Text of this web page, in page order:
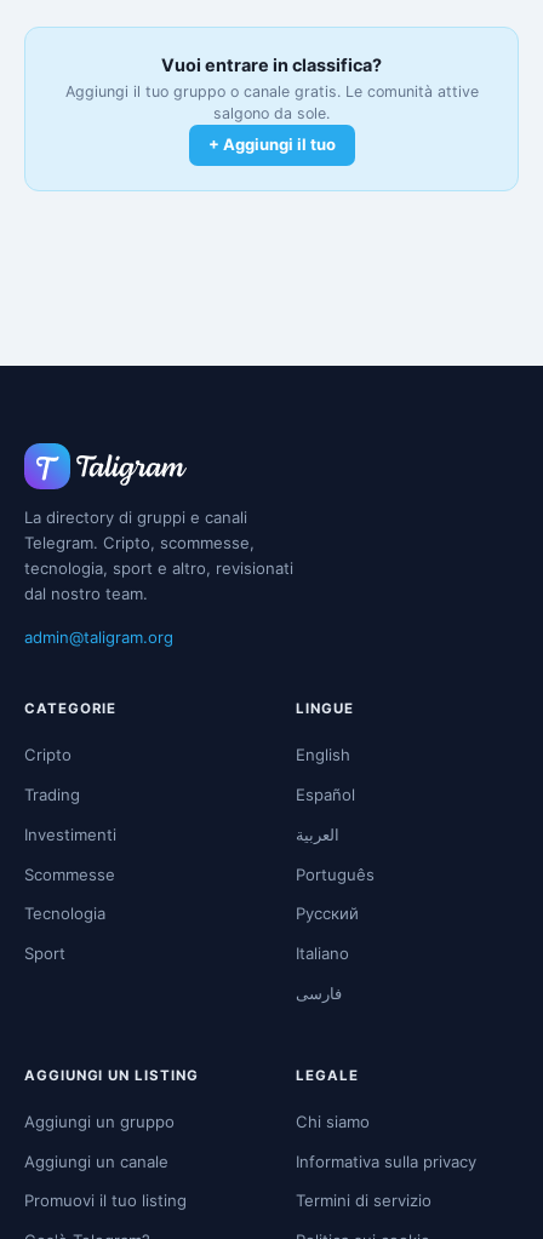
Vuoi entrare in classifica?
Aggiungi il tuo gruppo o canale gratis. Le comunità attive
salgono da sole.
+ Aggiungi il tuo
La directory di gruppi e canali
Telegram. Cripto, scommesse,
tecnologia, sport e altro, revisionati
dal nostro team.
admin@taligram.org
CATEGORIE
Cripto
Trading
Investimenti
Scommesse
Tecnologia
Sport
LINGUE
English
Español
العربية
Português
Русский
Italiano
فارسی
AGGIUNGI UN LISTING
Aggiungi un gruppo
Aggiungi un canale
Promuovi il tuo listing
LEGALE
Chi siamo
Informativa sulla privacy
Termini di servizio